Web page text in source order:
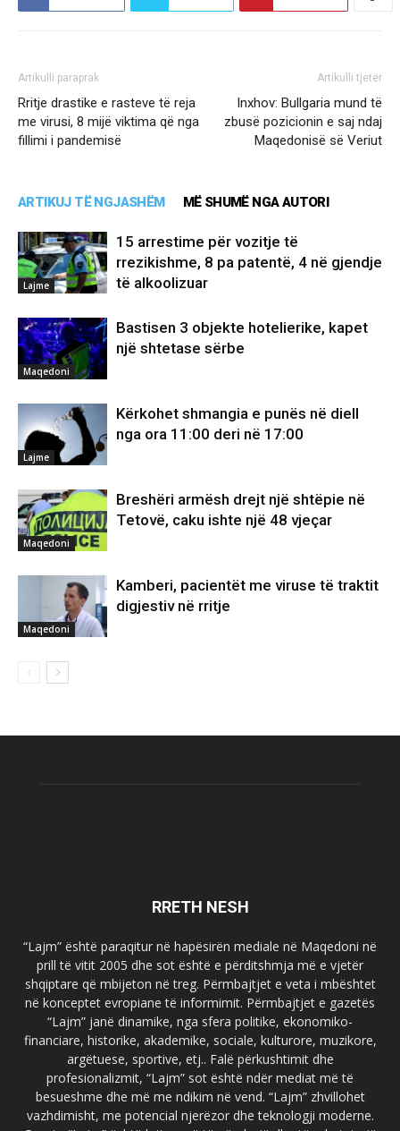
Artikulli paraprak
Rritje drastike e rasteve të reja
me virusi, 8 mijë viktima që nga
fillimi i pandemisë
Artikulli tjetër
Inxhov: Bullgaria mund të
zbusë pozicionin e saj ndaj
Maqedonisë së Veriut
ARTIKUJ TË NGJASHËM MË SHUMË NGA AUTORI
Lajme
15 arrestime për vozitje të
rrezikishme, 8 pa patentë, 4 në gjendje
të alkoolizuar
Maqedoni
Bastisen 3 objekte hotelierike, kapet
një shtetase sërbe
Lajme
Kërkohet shmangia e punës në diell
nga ora 11:00 deri në 17:00
Maqedoni
Breshëri armësh drejt një shtëpie në
Tetovë, caku ishte një 48 vjeçar
Maqedoni
Kamberi, pacientët me viruse të traktit
digjestiv në rritje
RRETH NESH
“Lajm” është paraqitur në hapësirën mediale në Maqedoni në
prill të vitit 2005 dhe sot është e përditshmja më e vjetër
shqiptare që mbijeton në treg. Përmbajtjet e veta i mbështet
në konceptet evropiane të informimit. Përmbajtjet e gazetës
“Lajm” janë dinamike, nga sfera politike, ekonomiko-
financiare, historike, akademike, sociale, kulturore, muzikore,
argëtuese, sportive, etj.. Falë përkushtimit dhe
profesionalizmit, “Lajm” sot është ndër mediat më të
besueshme dhe më me ndikim në vend. “Lajm” zhvillohet
vazhdimisht, me potencial njerëzor dhe teknologji moderne.